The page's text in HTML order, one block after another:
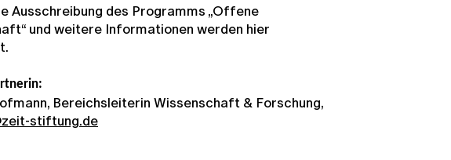
Ausschreibung des Programms „Offene
und weitere Informationen werden hier
Bereichsleiterin Wissenschaft & Forschung,
stiftung.de